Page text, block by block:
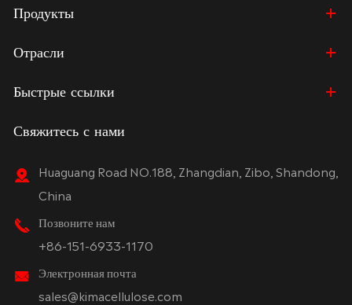
Продукты
Отрасли
Быстрые ссылки
Свяжитесь с нами
Huaguang Road NO.188, Zhangdian, Zibo, Shandong,
China
Позвоните нам
+86-151-6933-1170
Электронная почта
sales@kimacellulose.com